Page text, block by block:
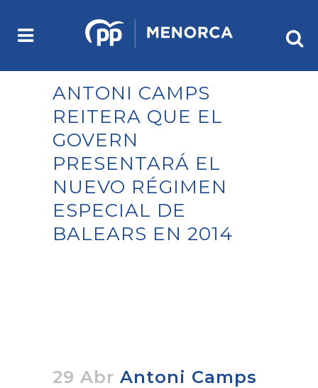
ANTONI CAMPS
REITERA QUE EL
GOVERN
PRESENTARÁ EL
NUEVO RÉGIMEN
ESPECIAL DE
BALEARS EN 2014
29 Abr Antoni Camps